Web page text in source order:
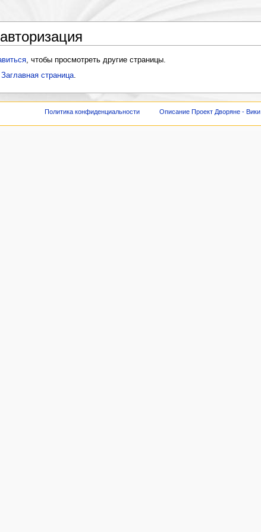
, чтобы просмотреть другие страницы.
Заглавная страница.
Политика конфиденциальности Описание Проект Дворяне - Вики